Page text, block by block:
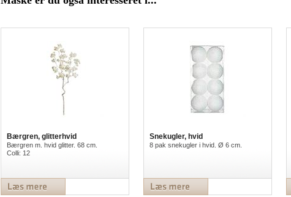
Bærgren, glitterhvid
Bærgren m. hvid glitter. 68 cm.
Colli: 12
Snekugler, hvid
8 pak snekugler i hvid. Ø 6 cm.